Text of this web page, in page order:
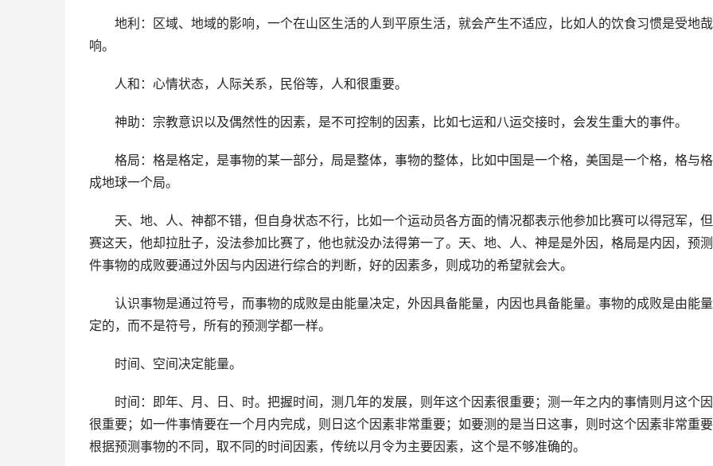
地利：区域、地域的影响，一个在山区生活的人到平原生活，就会产生不适应，比如人的饮食习惯是受地
响。
人和：心情状态，人际关系，民俗等，人和很重要。
神助：宗教意识以及偶然性的因素，是不可控制的因素，比如七运和八运交接时，会发生重大的事件。
格局：格是格定，是事物的某一部分，局是整体，事物的整体，比如中国是一个格，美国是一个格，格与
成地球一个局。
天、地、人、神都不错，但自身状态不行，比如一个运动员各方面的情况都表示他参加比赛可以得冠军，
赛这天，他却拉肚子，没法参加比赛了，他也就没办法得第一了。天、地、人、神是是外因，格局是内因，预
件事物的成败要通过外因与内因进行综合的判断，好的因素多，则成功的希望就会大。
认识事物是通过符号，而事物的成败是由能量决定，外因具备能量，内因也具备能量。事物的成败是由能
定的，而不是符号，所有的预测学都一样。
时间、空间决定能量。
时间：即年、月、日、时。把握时间，测几年的发展，则年这个因素很重要；测一年之内的事情则月这个
很重要；如一件事情要在一个月内完成，则日这个因素非常重要；如要测的是当日这事，则时这个因素非常重要
根据预测事物的不同，取不同的时间因素，传统以月令为主要因素，这个是不够准确的。